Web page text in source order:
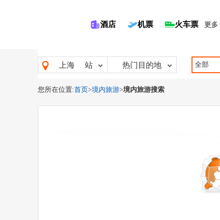
酒店 机票 火车票 更多
上海 站 热门目的地 全部
您所在位置:首页>境内旅游>境内旅游搜索